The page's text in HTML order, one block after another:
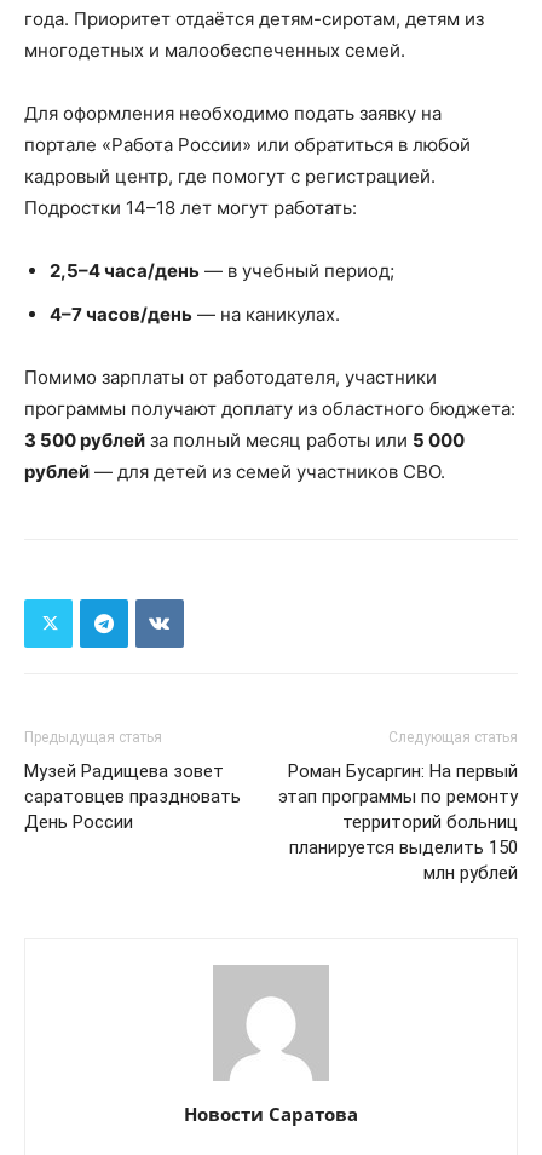
года. Приоритет отдаётся детям-сиротам, детям из
многодетных и малообеспеченных семей.
Для оформления необходимо подать заявку на
портале «Работа России» или обратиться в любой
кадровый центр, где помогут с регистрацией.
Подростки 14–18 лет могут работать:
2,5–4 часа/день — в учебный период;
4–7 часов/день — на каникулах.
Помимо зарплаты от работодателя, участники
программы получают доплату из областного бюджета:
3 500 рублей за полный месяц работы или 5 000
рублей — для детей из семей участников СВО.
Предыдущая статья
Музей Радищева зовет
саратовцев праздновать
День России
Следующая статья
Роман Бусаргин: На первый
этап программы по ремонту
территорий больниц
планируется выделить 150
млн рублей
Новости Саратова